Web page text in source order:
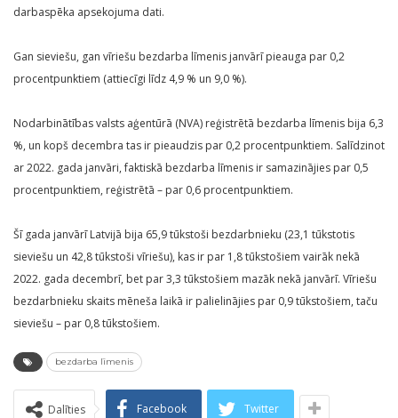
darbaspēka apsekojuma dati.
Gan sieviešu, gan vīriešu bezdarba līmenis janvārī pieauga par 0,2
procentpunktiem (attiecīgi līdz 4,9 % un 9,0 %).
Nodarbinātības valsts aģentūrā (NVA) reģistrētā bezdarba līmenis bija 6,3
%, un kopš decembra tas ir pieaudzis par 0,2 procentpunktiem. Salīdzinot
ar 2022. gada janvāri, faktiskā bezdarba līmenis ir samazinājies par 0,5
procentpunktiem, reģistrētā – par 0,6 procentpunktiem.
Šī gada janvārī Latvijā bija 65,9 tūkstoši bezdarbnieku (23,1 tūkstotis
sieviešu un 42,8 tūkstoši vīriešu), kas ir par 1,8 tūkstošiem vairāk nekā
2022. gada decembrī, bet par 3,3 tūkstošiem mazāk nekā janvārī. Vīriešu
bezdarbnieku skaits mēneša laikā ir palielinājies par 0,9 tūkstošiem, taču
sieviešu – par 0,8 tūkstošiem.
bezdarba līmenis
Dalīties Facebook Twitter